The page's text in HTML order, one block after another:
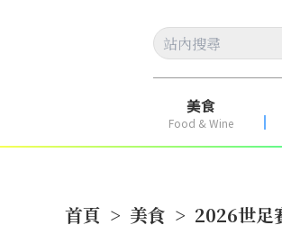
美食
Food & Wine
首頁 > 美食 > 2026世足